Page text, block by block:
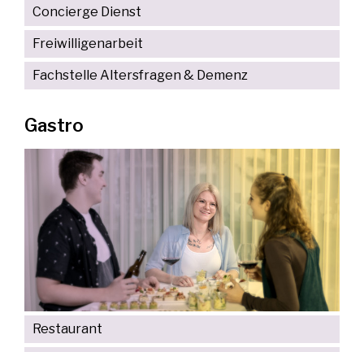
Concierge Dienst
Freiwilligenarbeit
Fachstelle Altersfragen & Demenz
Gastro
Restaurant